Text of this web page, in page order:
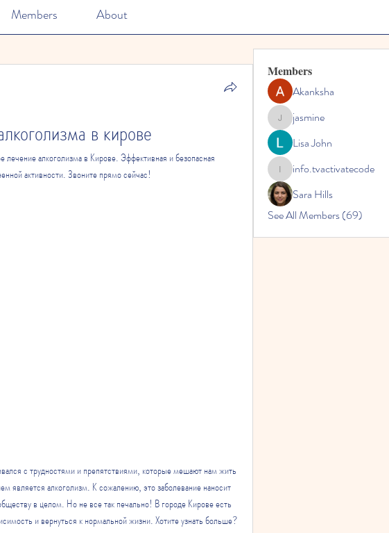
Members About
в кирове
лечение алкоголизма в Кирове. Эффективная и безопасная
активности. Звоните прямо сейчас!
с трудностями и препятствиями, которые мешают нам жить
является алкоголизм. К сожалению, это заболевание наносит
в целом. Но не все так печально! В городе Кирове есть
и вернуться к нормальной жизни. Хотите узнать больше?
Members
Akanksha
jasminejasmine
Lisa John
info.tvactivatecode
info.tvactivatecode
Sara Hills
See All Members (69)